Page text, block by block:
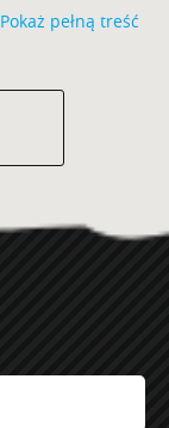
Pokaż pełną treść